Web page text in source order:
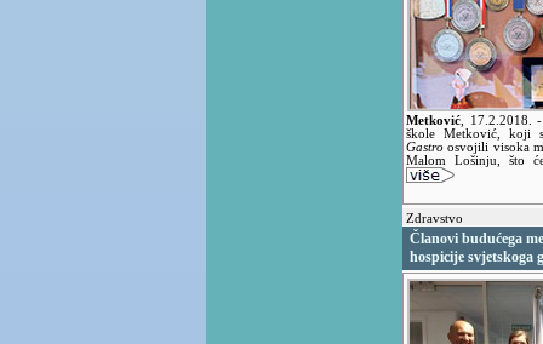
Metković 17.2.2018. -
škole Metković, koji
Gastro osvojili visoka
Malom Lošinju, što
Zdravstvo
Članovi budućega
hospicije svjetskoga